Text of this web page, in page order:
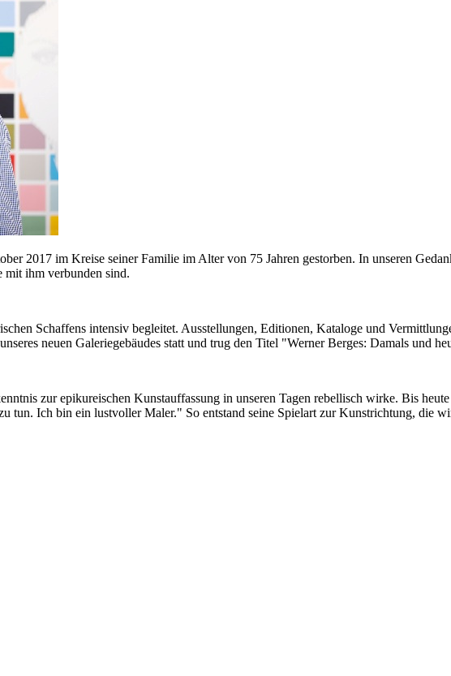
2017 im Kreise seiner Familie im Alter von 75 Jahren gestorben. In unseren
ihm verbunden sind.
Schaffens intensiv begleitet. Ausstellungen, Editionen, Kataloge und
neuen Galeriegebäudes statt und trug den Titel "Werner Berges: Damals und
zur epikureischen Kunstauffassung in unseren Tagen rebellisch wirke. Bis
Ich bin ein lustvoller Maler." So entstand seine Spielart zur Kunstrichtung, die